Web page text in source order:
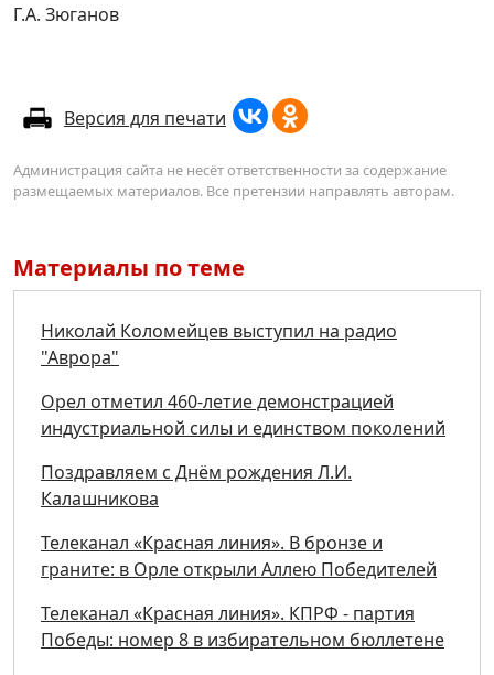
Г.А. Зюганов
Версия для печати
Администрация сайта не несёт ответственности за содержание
размещаемых материалов. Все претензии направлять авторам.
Материалы по теме
Николай Коломейцев выступил на радио
"Аврора"
Орел отметил 460-летие демонстрацией
индустриальной силы и единством поколений
Поздравляем с Днём рождения Л.И.
Калашникова
Телеканал «Красная линия». В бронзе и
граните: в Орле открыли Аллею Победителей
Телеканал «Красная линия». КПРФ - партия
Победы: номер 8 в избирательном бюллетене